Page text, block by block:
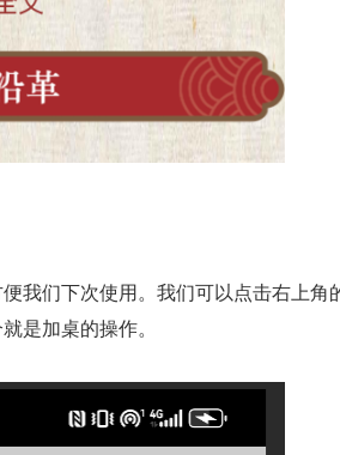
我们下次使用。我们可以点击右上角
是加桌的操作。